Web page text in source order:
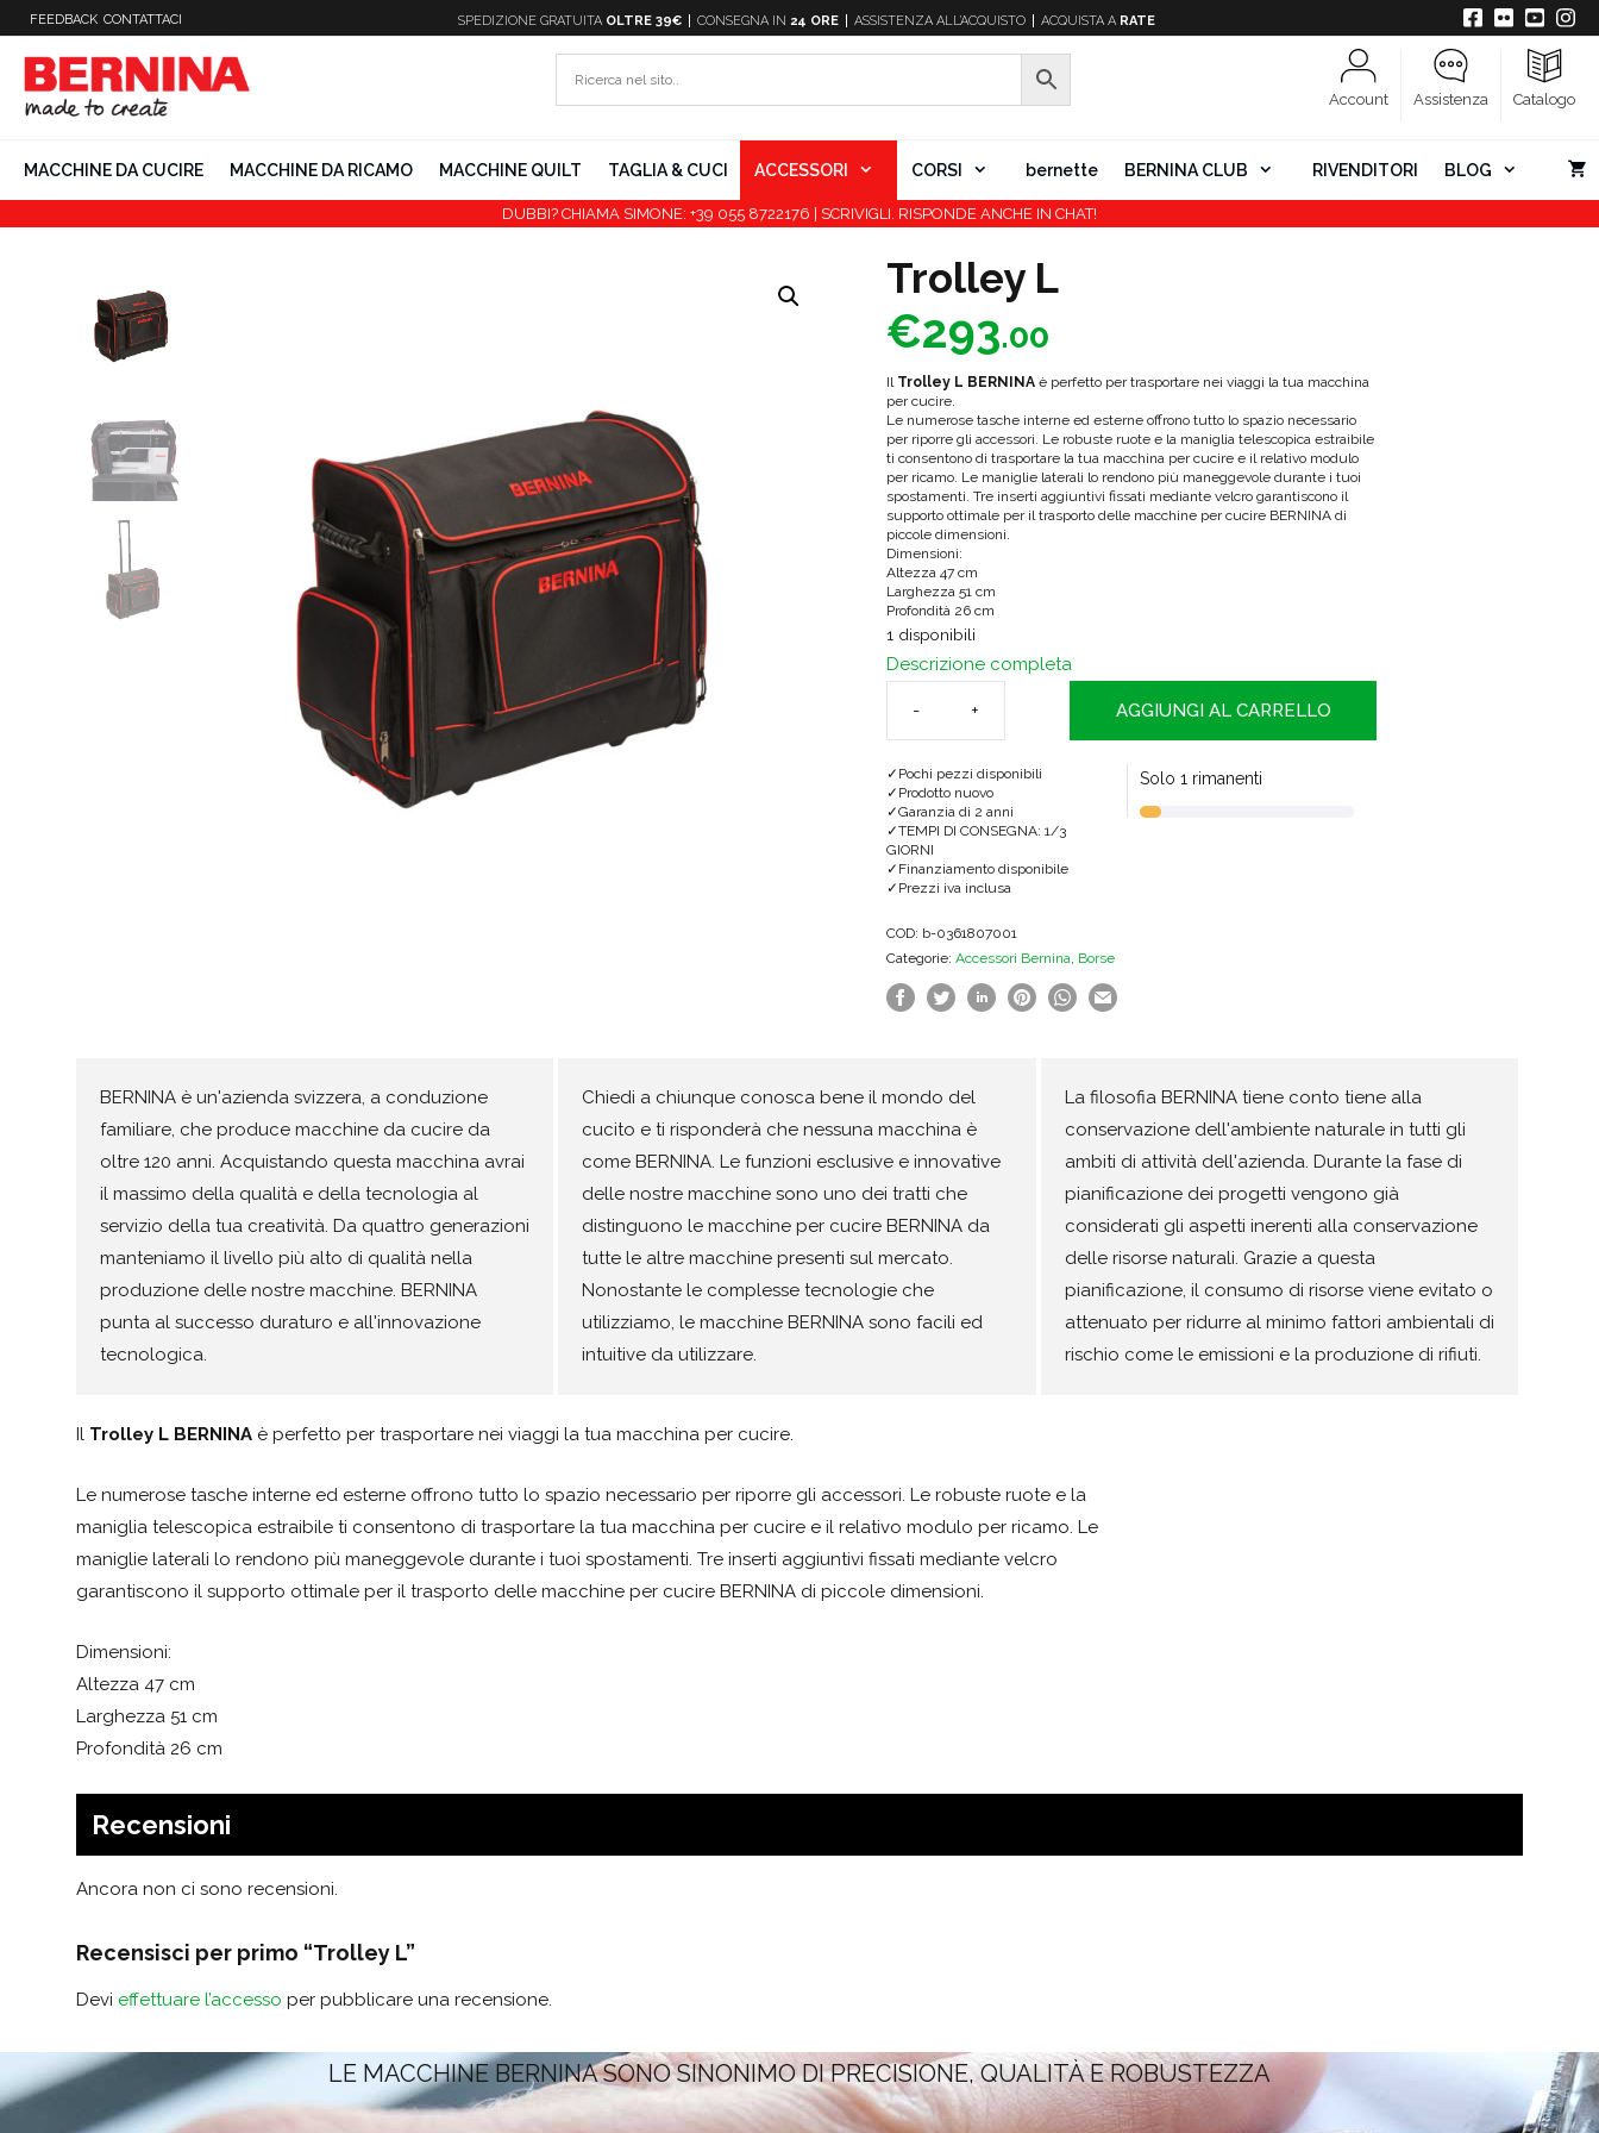
contenuto
FEEDBACK CONTATTACI SPEDIZIONE GRATUITA OLTRE 39€ CONSEGNA IN 24 ORE ASSISTENZA ALL’ACQUISTO ACQUISTA A RATE
Account Assistenza Catalogo
MACCHINE DA CUCIRE MACCHINE DA RICAMO MACCHINE QUILT TAGLIA & CUCI ACCESSORI CORSI bernette BERNINA CLUB RIVENDITORI BLOG
DUBBI? CHIAMA SIMONE: +39 055 8722176 | SCRIVIGLI. RISPONDE ANCHE IN CHAT!
Trolley L
€293.00
Il Trolley L BERNINAè perfetto per trasportare nei viaggi la tua macchina
per cucire.
Le numerose tasche interne ed esterne offrono tutto lo spazio necessario
per riporre gli accessori. Le robuste ruote e la maniglia telescopica estraibile
ti consentono di trasportare la tua macchina per cucire e il relativo modulo
per ricamo. Le maniglie laterali lo rendono più maneggevole durante i tuoi
spostamenti. Tre inserti aggiuntivi fissati mediante velcro garantiscono il
supporto ottimale per il trasporto delle macchine per cucire BERNINA di
piccole dimensioni.
Dimensioni:
Altezza 47 cm
Larghezza 51 cm
Profondità 26 cm
1 disponibili
Descrizione completa
quantità
AGGIUNGI AL CARRELLO
Pochi pezzi disponibili
Prodotto nuovo
Garanzia di 2 anni
TEMPI DI CONSEGNA: 1/3
GIORNI
Finanziamento disponibile
Prezzi iva inclusa
Solo 1 rimanenti
COD: b-0361807001
Categorie: Accessori Bernina, Borse
BERNINA è un'azienda svizzera, a conduzione
familiare, che produce macchine da cucire da
oltre 120 anni. Acquistando questa macchina avrai
il massimo della qualità e della tecnologia al
servizio della tua creatività. Da quattro generazioni
manteniamo il livello più alto di qualità nella
produzione delle nostre macchine. BERNINA
punta al successo duraturo e all'innovazione
tecnologica.
Chiedi a chiunque conosca bene il mondo del
cucito e ti risponderà che nessuna macchina è
come BERNINA. Le funzioni esclusive e innovative
delle nostre macchine sono uno dei tratti che
distinguono le macchine per cucire BERNINA da
tutte le altre macchine presenti sul mercato.
Nonostante le complesse tecnologie che
utilizziamo, le macchine BERNINA sono facili ed
intuitive da utilizzare.
La filosofia BERNINA tiene conto tiene alla
conservazione dell'ambiente naturale in tutti gli
ambiti di attività dell'azienda. Durante la fase di
pianificazione dei progetti vengono già
considerati gli aspetti inerenti alla conservazione
delle risorse naturali. Grazie a questa
pianificazione, il consumo di risorse viene evitato o
attenuato per ridurre al minimo fattori ambientali di
rischio come le emissioni e la produzione di rifiuti.
Il Trolley L BERNINA è perfetto per trasportare nei viaggi la tua macchina per cucire.
Le numerose tasche interne ed esterne offrono tutto lo spazio necessario per riporre gli accessori. Le robuste ruote e la
maniglia telescopica estraibile ti consentono di trasportare la tua macchina per cucire e il relativo modulo per ricamo. Le
maniglie laterali lo rendono più maneggevole durante i tuoi spostamenti. Tre inserti aggiuntivi fissati mediante velcro
garantiscono il supporto ottimale per il trasporto delle macchine per cucire BERNINA di piccole dimensioni.
Dimensioni:
Altezza 47 cm
Larghezza 51 cm
Profondità 26 cm
Recensioni
Ancora non ci sono recensioni.
Recensisci per primo “Trolley L”
Devi effettuare l’accesso per pubblicare una recensione.
LE MACCHINE BERNINA SONO SINONIMO DI PRECISIONE, QUALITÀ E ROBUSTEZZA